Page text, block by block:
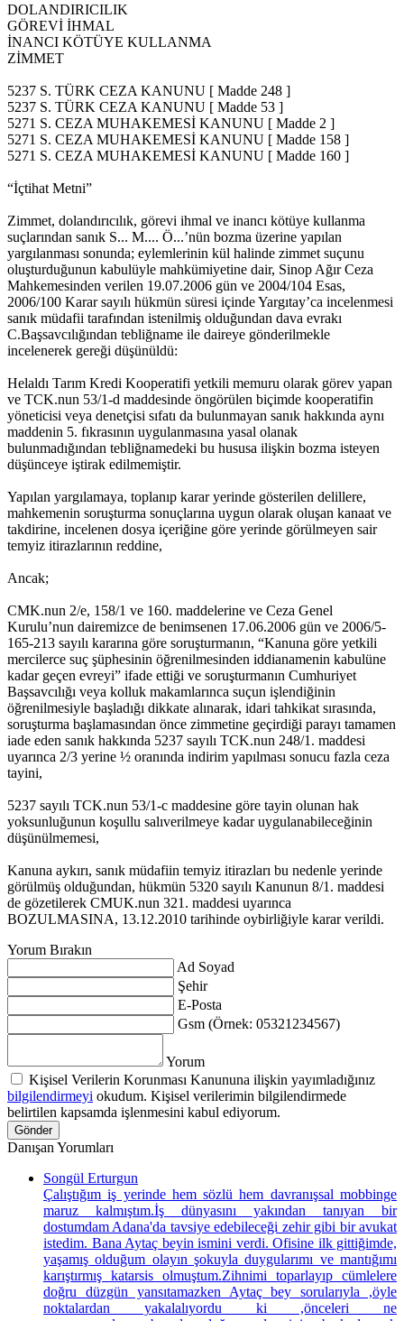
DOLANDIRICILIK
GÖREVİ İHMAL
İNANCI KÖTÜYE KULLANMA
ZİMMET
5237 S. TÜRK CEZA KANUNU [ Madde 248 ]
5237 S. TÜRK CEZA KANUNU [ Madde 53 ]
5271 S. CEZA MUHAKEMESİ KANUNU [ Madde 2 ]
5271 S. CEZA MUHAKEMESİ KANUNU [ Madde 158 ]
5271 S. CEZA MUHAKEMESİ KANUNU [ Madde 160 ]
“İçtihat Metni”
Zimmet, dolandırıcılık, görevi ihmal ve inancı kötüye kullanma
suçlarından sanık S... M.... Ö...’nün bozma üzerine yapılan
yargılanması sonunda; eylemlerinin kül halinde zimmet suçunu
oluşturduğunun kabulüyle mahkümiyetine dair, Sinop Ağır Ceza
Mahkemesinden verilen 19.07.2006 gün ve 2004/104 Esas,
2006/100 Karar sayılı hükmün süresi içinde Yargıtay’ca incelenmesi
sanık müdafii tarafından istenilmiş olduğundan dava evrakı
C.Başsavcılığından tebliğname ile daireye gönderilmekle
incelenerek gereği düşünüldü:
Helaldı Tarım Kredi Kooperatifi yetkili memuru olarak görev yapan
ve TCK.nun 53/1-d maddesinde öngörülen biçimde kooperatifin
yöneticisi veya denetçisi sıfatı da bulunmayan sanık hakkında aynı
maddenin 5. fıkrasının uygulanmasına yasal olanak
bulunmadığından tebliğnamedeki bu hususa ilişkin bozma isteyen
düşünceye iştirak edilmemiştir.
Yapılan yargılamaya, toplanıp karar yerinde gösterilen delillere,
mahkemenin soruşturma sonuçlarına uygun olarak oluşan kanaat ve
takdirine, incelenen dosya içeriğine göre yerinde görülmeyen sair
temyiz itirazlarının reddine,
Ancak;
CMK.nun 2/e, 158/1 ve 160. maddelerine ve Ceza Genel
Kurulu’nun dairemizce de benimsenen 17.06.2006 gün ve 2006/5-
165-213 sayılı kararına göre soruşturmanın, “Kanuna göre yetkili
mercilerce suç şüphesinin öğrenilmesinden iddianamenin kabulüne
kadar geçen evreyi” ifade ettiği ve soruşturmanın Cumhuriyet
Başsavcılığı veya kolluk makamlarınca suçun işlendiğinin
öğrenilmesiyle başladığı dikkate alınarak, idari tahkikat sırasında,
soruşturma başlamasından önce zimmetine geçirdiği parayı tamamen
iade eden sanık hakkında 5237 sayılı TCK.nun 248/1. maddesi
uyarınca 2/3 yerine ½ oranında indirim yapılması sonucu fazla ceza
tayini,
5237 sayılı TCK.nun 53/1-c maddesine göre tayin olunan hak
yoksunluğunun koşullu salıverilmeye kadar uygulanabileceğinin
düşünülmemesi,
Kanuna aykırı, sanık müdafiin temyiz itirazları bu nedenle yerinde
görülmüş olduğundan, hükmün 5320 sayılı Kanunun 8/1. maddesi
de gözetilerek CMUK.nun 321. maddesi uyarınca
BOZULMASINA, 13.12.2010 tarihinde oybirliğiyle karar verildi.
Yorum Bırakın
Ad Soyad
Şehir
E-Posta
Gsm (Örnek: 05321234567)
Yorum
Kişisel Verilerin Korunması Kanununa ilişkin yayımladığınız
bilgilendirmeyi okudum. Kişisel verilerimin bilgilendirmede
belirtilen kapsamda işlenmesini kabul ediyorum.
Gönder
Danışan Yorumları
Songül Erturgun
Çalıştığım iş yerinde hem sözlü hem davranışsal mobbinge
maruz kalmıştım.İş dünyasını yakından tanıyan bir
dostumdam Adana'da tavsiye edebileceği zehir gibi bir avukat
istedim. Bana Aytaç beyin ismini verdi. Ofisine ilk gittiğimde,
yaşamış olduğum olayın şokuyla duygularımı ve mantığımı
karıştırmış katarsis olmuştum.Zihnimi toparlayıp cümlelere
doğru düzgün yansıtamazken Aytaç bey sorularıyla ,öyle
noktalardan yakalalıyordu ki ,önceleri ne